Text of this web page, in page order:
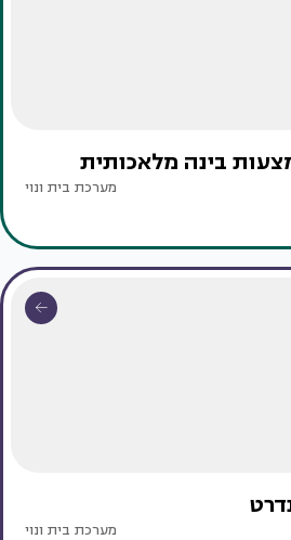
בינה מלאכותית
מערכת בית ונוי
מערכת בית ונוי